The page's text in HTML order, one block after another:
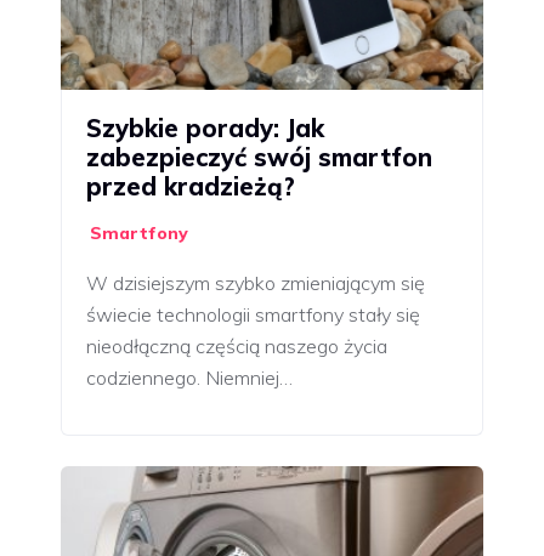
Szybkie porady: Jak
zabezpieczyć swój smartfon
przed kradzieżą?
Smartfony
W dzisiejszym szybko zmieniającym się
świecie technologii smartfony stały się
nieodłączną częścią naszego życia
codziennego. Niemniej…